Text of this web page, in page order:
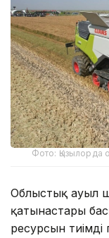
Фото: Қызылорда
Облыстық ауыл
қатынастары
ресурсын тиімді